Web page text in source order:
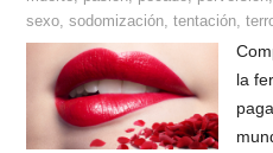
sexo ,sodomización ,tentación ,
la